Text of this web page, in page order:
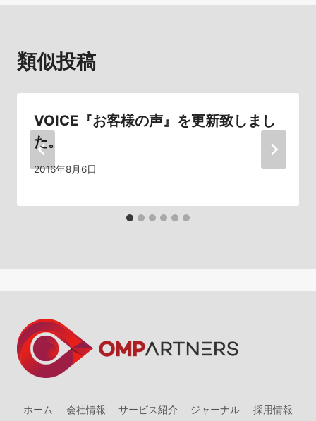
ー
ョ
ン
類似投稿
VOICE『お客様の声』を更新致しまし
た。
2016年8月6日
ホーム 会社情報 サービス紹介 ジャーナル 採用情報